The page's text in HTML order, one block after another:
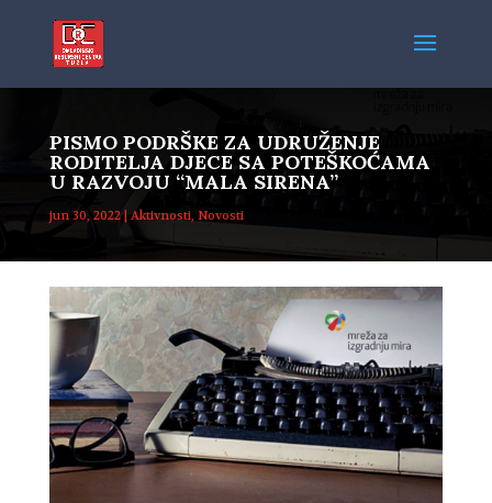
PISMO PODRŠKE ZA UDRUŽENJE
RODITELJA DJECE SA POTEŠKOĆAMA
U RAZVOJU “MALA SIRENA”
jun 30, 2022| Aktivnosti, Novosti